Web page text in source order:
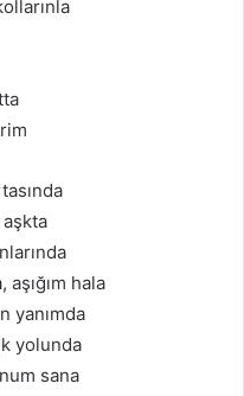
hala
yanımda
yolunda
sana